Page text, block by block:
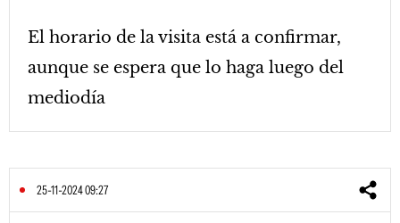
El horario de la visita está a confirmar,
aunque se espera que lo haga luego del
mediodía
25-11-2024 09:27